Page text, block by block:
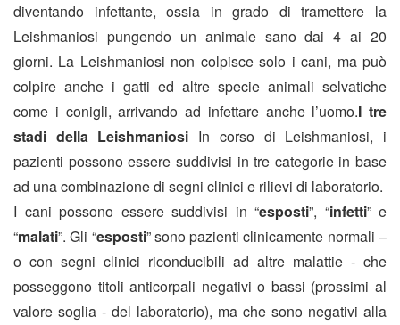
diventando infettante, ossia in grado di tramettere la
Leishmaniosi pungendo un animale sano dai 4 ai 20
giorni. La Leishmaniosi non colpisce solo i cani, ma può
colpire anche i gatti ed altre specie animali selvatiche
come i conigli, arrivando ad infettare anche l’uomo.I tre
stadi della Leishmaniosi In corso di Leishmaniosi, i
pazienti possono essere suddivisi in tre categorie in base
ad una combinazione di segni clinici e rilievi di laboratorio.
I cani possono essere suddivisi in “esposti”, “infetti” e
“malati”.Gli “esposti” sono pazienti clinicamente normali –
o con segni clinici riconducibili ad altre malattie - che
posseggono titoli anticorpali negativi o bassi (prossimi al
valore soglia - del laboratorio), ma che sono negativi alla